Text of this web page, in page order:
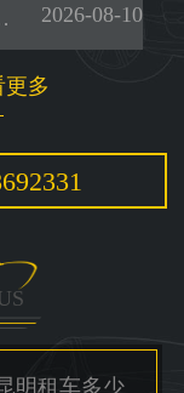
考斯特」 2026-08-10
更多
明租车多少